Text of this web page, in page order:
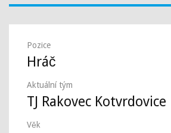
Pozice
Hráč
Aktuální tým
TJ Rakovec Kotvrdovice
Věk